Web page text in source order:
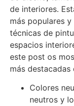
de interiores.
más populares
técnicas de
espacios
este post os
más
Colores
neutros y